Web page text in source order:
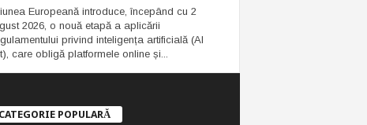
Europeană introduce, începând cu 2
2026, o nouă etapă a aplicării
privind inteligența artificială (AI
care obligă platformele online și...
CATEGORIE POPULARĂ